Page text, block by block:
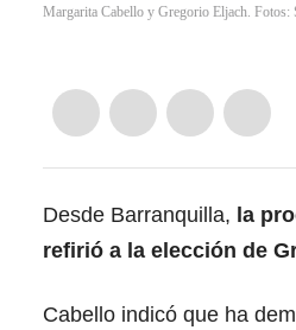
Margarita Cabello y Gregorio Eljach. Fotos:
Desde Barranquilla, la
refirió a la elección de
Cabello indicó que ha